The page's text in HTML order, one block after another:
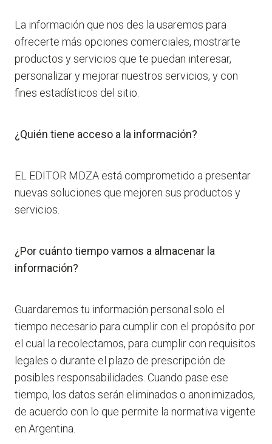
La información que nos des la usaremos para
ofrecerte más opciones comerciales, mostrarte
productos y servicios que te puedan interesar,
personalizar y mejorar nuestros servicios, y con
fines estadísticos del sitio.
¿Quién tiene acceso a la información?
EL EDITOR MDZA está comprometido a presentar
nuevas soluciones que mejoren sus productos y
servicios.
¿Por cuánto tiempo vamos a almacenar la
información?
Guardaremos tu información personal solo el
tiempo necesario para cumplir con el propósito por
el cual la recolectamos, para cumplir con requisitos
legales o durante el plazo de prescripción de
posibles responsabilidades. Cuando pase ese
tiempo, los datos serán eliminados o anonimizados,
de acuerdo con lo que permite la normativa vigente
en Argentina.